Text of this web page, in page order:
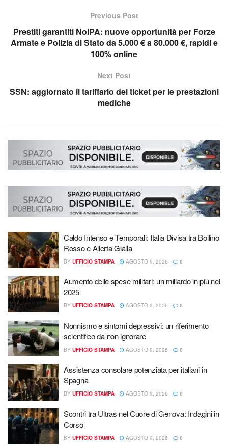
Previous Post
Prestiti garantiti NoiPA: nuove opportunità per Forze
Armate e Polizia di Stato da 5.000 € a 80.000 €, rapidi e
100% online
Next Post
SSN: aggiornato il tariffario dei ticket per le prestazioni
mediche
Caldo Intenso e Temporali: Italia Divisa tra Bollino
Rosso e Allerta Gialla
BY UFFICIO STAMPA AGOSTO 9, 2026 0
Aumento delle spese militari: un miliardo in più nel
2025
BY UFFICIO STAMPA AGOSTO 9, 2026 0
Nonnismo e sintomi depressivi: un riferimento
scientifico da non ignorare
BY UFFICIO STAMPA AGOSTO 9, 2026 0
Assistenza consolare potenziata per italiani in
Spagna
BY UFFICIO STAMPA AGOSTO 9, 2026 0
Scontri tra Ultras nel Cuore di Genova: Indagini in
Corso
BY UFFICIO STAMPA AGOSTO 9, 2026 0